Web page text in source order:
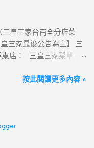
eSIM 功能。 ●不支援鎖
客製機、網路分享器、
手機。 【Apple】（執
14 4.iPhone 13 5.iPhone
、Pixel 6 3.Pixel 5 4.Pixel
購 注意事項 1.本優惠不得
數量以各門市實際可販
OPENPOINT會員需報
卡)或OPEN錢包(含
用隨取卡、咖啡卡、商
三皇三家台南全分店菜
三家最後公告為主】 三
東店： 三皇三家菜單-台
三皇三家菜單-永康愛買
作戰》首頁 3皇3家 , 台
按此閱讀更多內容 »